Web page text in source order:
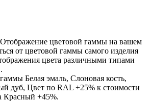
цветовой гаммы на вашем
от цветовой гаммы самого изделия
цвета различными типами
Белая эмаль, Слоновая кость,
дуб, Цвет по RAL +25% к стоимости
Красный +45%.